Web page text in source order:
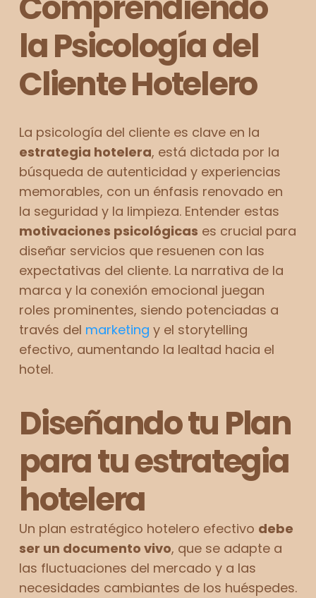
la Psicología del
Cliente Hotelero
La psicología del cliente es clave en la
estrategia hotelera, está dictada por la
búsqueda de autenticidad y experiencias
memorables, con un énfasis renovado en
la seguridad y la limpieza. Entender estas
motivaciones psicológicas es crucial para
diseñar servicios que resuenen con las
expectativas del cliente. La narrativa de la
marca y la conexión emocional juegan
roles prominentes, siendo potenciadas a
través del marketing y el storytelling
efectivo, aumentando la lealtad hacia el
hotel.
Diseñando tu Plan
para tu estrategia
hotelera
Un plan estratégico hotelero efectivo debe
ser un documento vivo, que se adapte a
las fluctuaciones del mercado y a las
necesidades cambiantes de los huéspedes.